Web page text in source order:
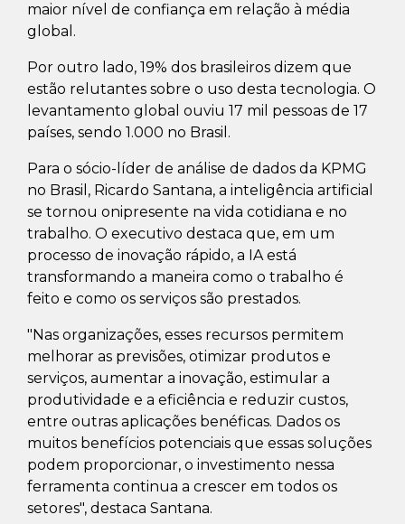
maior nível de confiança em relação à média
global.
Por outro lado, 19% dos brasileiros dizem que
estão relutantes sobre o uso desta tecnologia. O
levantamento global ouviu 17 mil pessoas de 17
países, sendo 1.000 no Brasil.
Para o sócio-líder de análise de dados da KPMG
no Brasil, Ricardo Santana, a inteligência artificial
se tornou onipresente na vida cotidiana e no
trabalho. O executivo destaca que, em um
processo de inovação rápido, a IA está
transformando a maneira como o trabalho é
feito e como os serviços são prestados.
"Nas organizações, esses recursos permitem
melhorar as previsões, otimizar produtos e
serviços, aumentar a inovação, estimular a
produtividade e a eficiência e reduzir custos,
entre outras aplicações benéficas. Dados os
muitos benefícios potenciais que essas soluções
podem proporcionar, o investimento nessa
ferramenta continua a crescer em todos os
setores", destaca Santana.